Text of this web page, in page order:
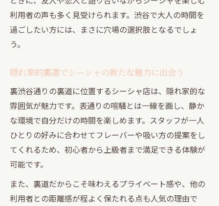
利用者の声も多く見受けられます。渋谷で大人の時間を
過ごしたい方には、まさに穴場の選択肢となるでしょ
う。
隠れ家的裏道でシーシャの新たな魅力に出会う
裏渋谷通りの裏道に位置するシーシャ店は、隠れ家的な
雰囲気が魅力です。表通りの喧騒とは一線を画し、静か
な環境で自分だけの時間を楽しめます。スタッフが一人
ひとりの好みに合わせてフレーバーや吸い方の提案をし
てくれるため、初心者から上級者まで満足できる体験が
可能です。
また、裏道だからこそ味わえるプライベート感や、他の
利用者との距離感が程よく保たれる点も人気の理由で